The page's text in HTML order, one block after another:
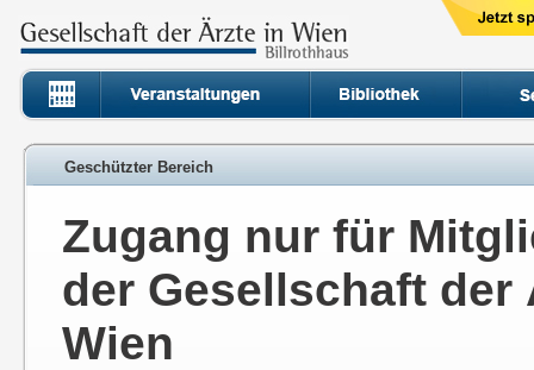
Geschützter Bereich
Zugang nur für
der Gesellschaft der
Wien